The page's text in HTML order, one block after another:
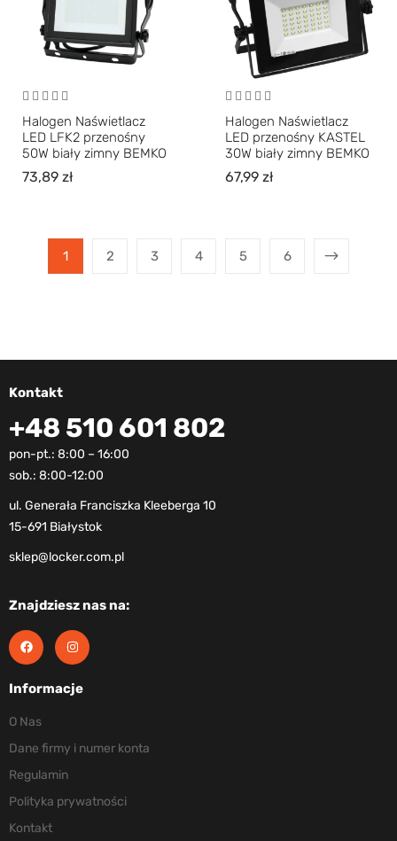
Halogen Naświetlacz
LED LFK2 przenośny
50W biały zimny BEMKO
73,89 zł
Halogen Naświetlacz
LED przenośny KASTEL
30W biały zimny BEMKO
67,99 zł
1 2 3 4 5 6
Kontakt
+48 510 601 802
pon-pt.: 8:00 – 16:00
sob.: 8:00-12:00
ul. Generała Franciszka Kleeberga 10
15-691 Białystok
sklep@locker.com.pl
Znajdziesz nas na:
Informacje
O Nas
Dane firmy i numer konta
Regulamin
Polityka prywatności
Kontakt